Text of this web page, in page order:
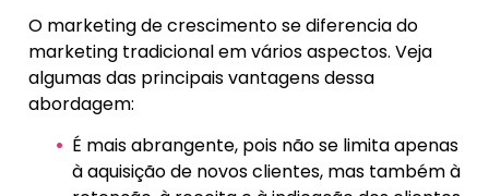
O marketing de crescimento se diferencia do
marketing tradicional em vários aspectos. Veja
algumas das principais vantagens dessa
abordagem:
É mais abrangente, pois não se limita apenas
à aquisição de novos clientes, mas também à